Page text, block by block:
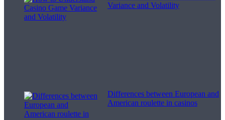
Variance and Volatility
Differences between European and
American roulette in casinos